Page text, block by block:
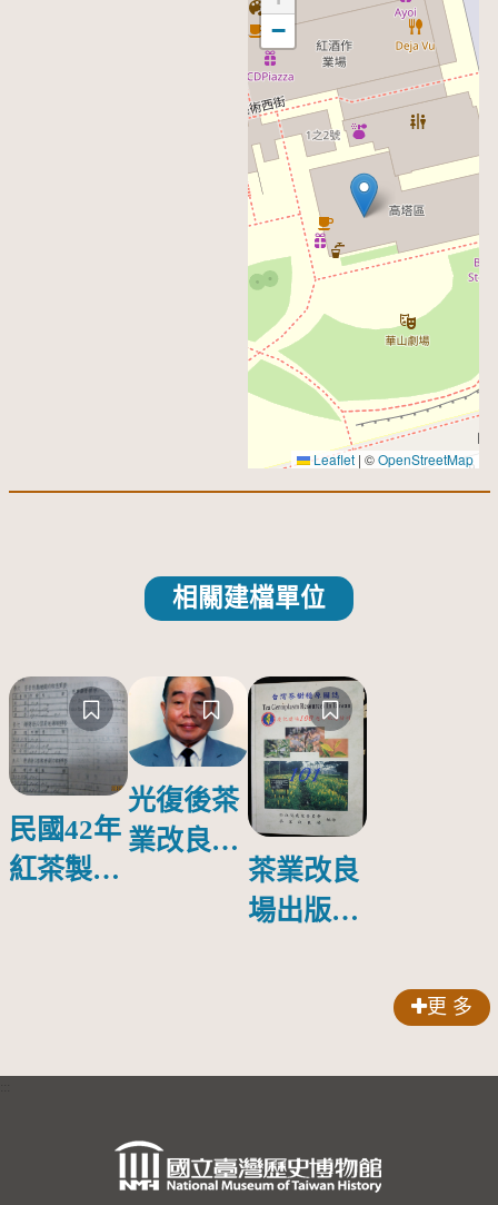
−
Leaflet | ©OpenStreetMap
相關建檔單位
民國42年
紅茶製造
光復後茶
業改良場
茶業改良
場出版第
樹種原圖
更 多